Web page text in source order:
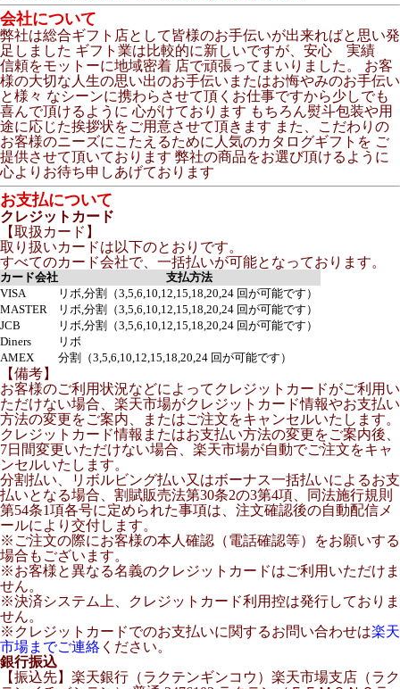
会社について
弊社は総合ギフト店として皆様のお手伝いが出来ればと思い発
足しました ギフト業は比較的に新しいですが、安心 実績
信頼をモットーに地域密着 店で頑張ってまいりました。 お客
様の大切な人生の思い出のお手伝いまたはお悔やみのお手伝い
と様々 なシーンに携わらさせて頂くお仕事ですから少しでも
喜んで頂けるように 心がけております もちろん熨斗包装や用
途に応じた挨拶状をご用意させて頂きます また、こだわりの
お客様のニーズにこたえるために人気のカタログギフトを ご
提供させて頂いております 弊社の商品をお選び頂けるように
心よりお待ち申しあげております
お支払について
クレジットカード
【取扱カード】
取り扱いカードは以下のとおりです。
すべてのカード会社で、一括払いが可能となっております。
カード会社
支払方法
VISA
リボ,分割（3,5,6,10,12,15,18,20,24 回が可能です）
MASTER
リボ,分割（3,5,6,10,12,15,18,20,24 回が可能です）
JCB
リボ,分割（3,5,6,10,12,15,18,20,24 回が可能です）
Diners
リボ
AMEX
分割（3,5,6,10,12,15,18,20,24 回が可能です）
【備考】
お客様のご利用状況などによってクレジットカードがご利用い
ただけない場合、楽天市場がクレジットカード情報やお支払い
方法の変更をご案内、またはご注文をキャンセルいたします。
クレジットカード情報またはお支払い方法の変更をご案内後、
7日間変更いただけない場合、楽天市場が自動でご注文をキャ
ンセルいたします。
分割払い、リボルビング払い又はボーナス一括払いによるお支
払いとなる場合、割賦販売法第30条2の3第4項、同法施行規則
第54条1項各号に定められた事項は、注文確認後の自動配信メ
ールにより交付します。
※ご注文の際にお客様の本人確認（電話確認等）をお願いする
場合もございます。
※お客様と異なる名義のクレジットカードはご利用いただけま
せん。
※決済システム上、クレジットカード利用控は発行しておりま
せん。
※クレジットカードでのお支払いに関するお問い合わせは楽天
市場までご連絡 ください。
銀行振込
【振込先】楽天銀行（ラクテンギンコウ）楽天市場支店（ラク